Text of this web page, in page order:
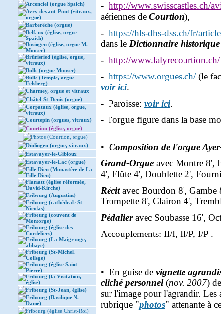
Arconciel (orgue Spaich)
Avry-devant-Pont (vitraux,
orgue)
Barberêche (orgue)
Belfaux (église, orgue
Spaich)
Bösingen (église, orgue M.
Mooser)
Brünisried (église, orgue,
vitraux)
Bulle (orgue Mooser)
Bulle (Temple, orgue
Felsberg)
Charmey, orgue et vitraux
Châtel-St-Denis (orgue)
Corpataux (église, orgue,
vitraux)
Courtepin (orgues, vitraux)
Courtion (église, orgue)
Photos (Courtion, orgue)
Düdingen (orgue, vitraux)
Estavayer-le-Gibloux
Estavayer-le-Lac (orgue)
Fille-Dieu (Monastère de La
Fille-Dieu)
Flamatt (église réformée,
David-Kirche)
Fribourg (Augustins)
Fribourg (cathédrale St-
Nicolas)
Fribourg (couvent de
Montorge)
Fribourg (église des
Cordeliers)
Fribourg (La Maigrauge,
abbaye)
Fribourg (St-Michel,
Collège)
Fribourg (église Saint-
Pierre)
Fribourg (la Visitation,
église)
Fribourg (St-Jean, église)
Fribourg (Basilique N.-
Dame)
Fribourg (église Christ-Roi)
- http://www.swisscastles.ch/
aériennes de Courtion),
- https://hls-dhs-dss.ch/fr/
dans le Dictionnaire historique
- http://www.lalyrecourtion.ch/
- https://www.orgues.ch/(le
voir ici.
- Paroisse: voir ici.
- l'orgue figure dans la base
• Composition de l'orgue
Grand-Orgue avec Montre 8',
4', Flûte 4', Doublette 2',
Récitavec Bourdon 8', Gambe
Trompette 8', Clairon 4',
Pédalieravec Soubasse 16',
Accouplements: II/I, II/P, I/P .
• En guise de vignette
cliché personnel(nov. 2007)
sur l'image pour l'agrandir. Les
rubrique "photos" attenante à